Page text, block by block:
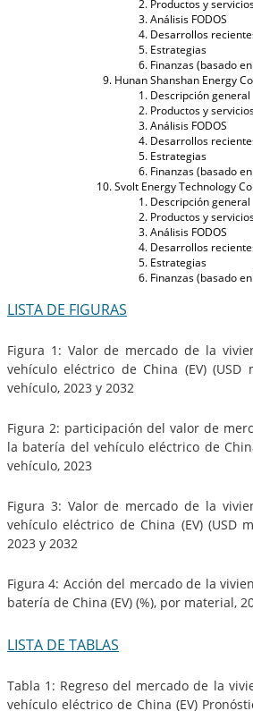
Productos y
Análisis FODOS
Desarrollos
Estrategias
Finanzas (basado
Hunan Shanshan Energy
Descripción general
Productos y
Análisis FODOS
Desarrollos
Estrategias
Finanzas (basado
Svolt Energy Technology
Descripción general
Productos y
Análisis FODOS
Desarrollos
Estrategias
Finanzas (basado
LISTA DE FIGURAS
Figura 1: Valor de mercado de la
vehículo eléctrico de China (EV)
vehículo, 2023 y 2032
Figura 2: participación del valor de
la batería del vehículo eléctrico de
vehículo, 2023
Figura 3: Valor de mercado de la
vehículo eléctrico de China (EV) (USD
2023 y 2032
Figura 4: Acción del mercado de la
batería de China (EV) (%), por material,
LISTA DE TABLAS
Tabla 1: Regreso del mercado de la
vehículo eléctrico de China (EV)